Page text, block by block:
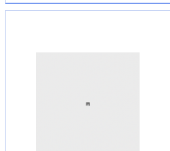
В корзину